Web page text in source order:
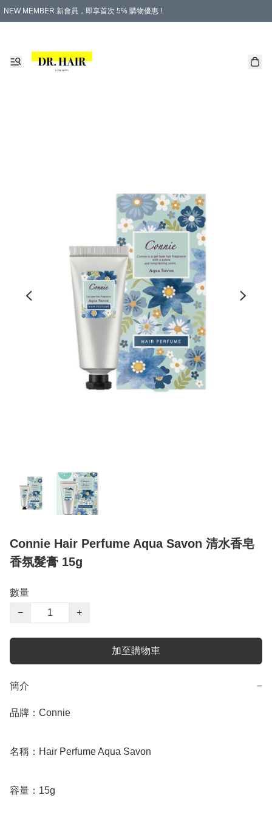
NEW MEMBER 新會員，即享首次 5% 購物優惠 !
Connie Hair Perfume Aqua Savon 清水香皂
香氛髮膏 15g
數量
−
+
加至購物車
簡介 −
品牌：Connie
名稱：Hair Perfume Aqua Savon
容量：15g